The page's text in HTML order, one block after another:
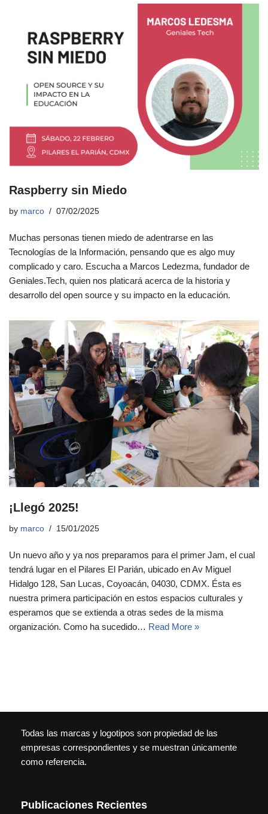
Raspberry sin Miedo
by marco 07/02/2025
Muchas personas tienen miedo de adentrarse en las
Tecnologías de la Información, pensando que es algo muy
complicado y caro. Escucha a Marcos Ledezma, fundador de
Geniales.Tech, quien nos platicará acerca de la historia y
desarrollo del open source y su impacto en la educación.
¡Llegó 2025!
by marco 15/01/2025
Un nuevo año y ya nos preparamos para el primer Jam, el cual
tendrá lugar en el Pilares El Parián, ubicado en Av Miguel
Hidalgo 128, San Lucas, Coyoacán, 04030, CDMX. Ésta es
nuestra primera participación en estos espacios culturales y
esperamos que se extienda a otras sedes de la misma
organización. Como ha sucedido… Read More »
Todas las marcas y logotipos son propiedad de las
empresas correspondientes y se muestran únicamente
como referencia.
Publicaciones Recientes